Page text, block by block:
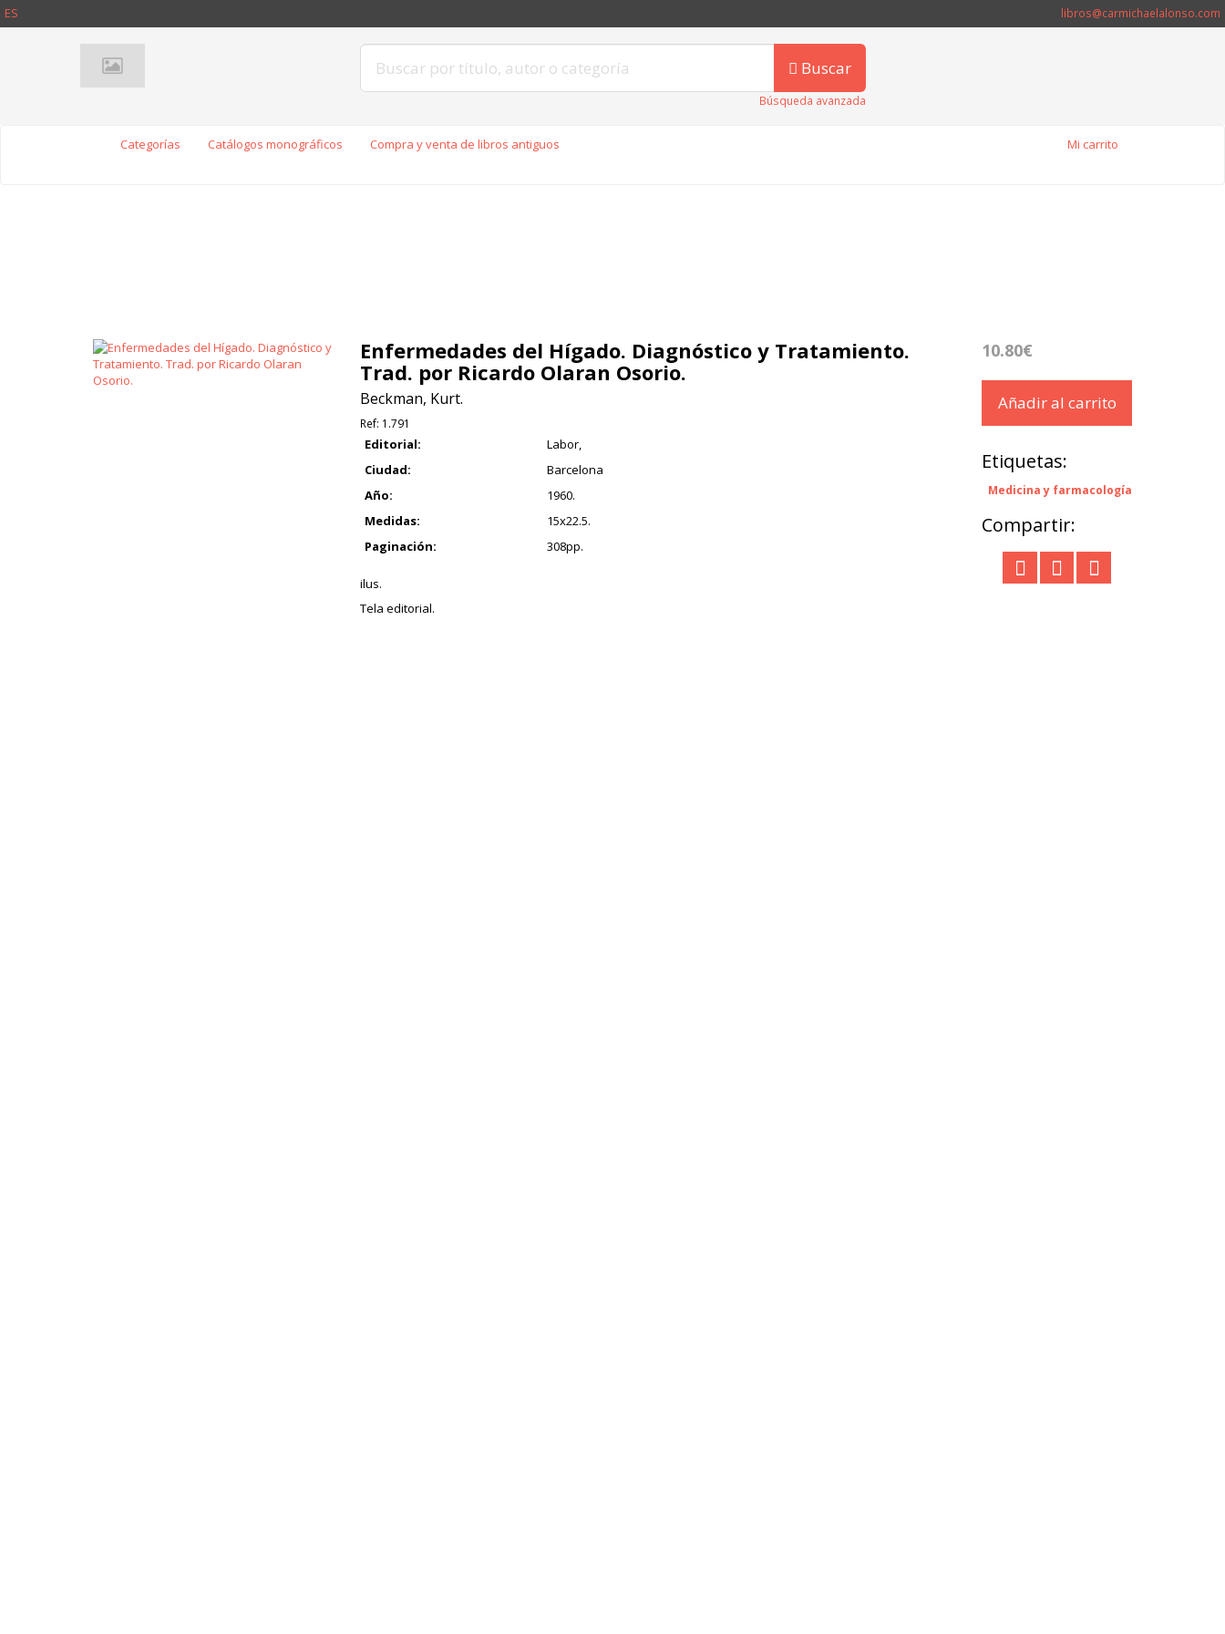
ES libros@carmichaelalonso.com
Buscar
Búsqueda avanzada
Categorías Catálogos monográficos Compra y venta de libros antiguos Mi carrito
Enfermedades del Hígado. Diagnóstico y Tratamiento.
Trad. por Ricardo Olaran Osorio.
Beckman, Kurt.
Ref: 1.791
Editorial:
Labor,
Ciudad:
Barcelona
Año:
1960.
Medidas:
15x22.5.
Paginación:
308pp.
ilus.
Tela editorial.
10.80€
Añadir al carrito
Etiquetas:
Medicina y farmacología
Compartir: